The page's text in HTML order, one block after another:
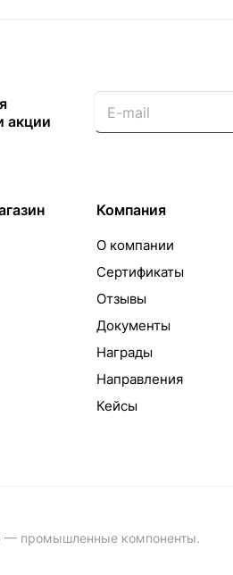
акции
Компания
О компании
Сертификаты
Отзывы
Документы
Награды
Направления
Кейсы
промышленные компоненты.